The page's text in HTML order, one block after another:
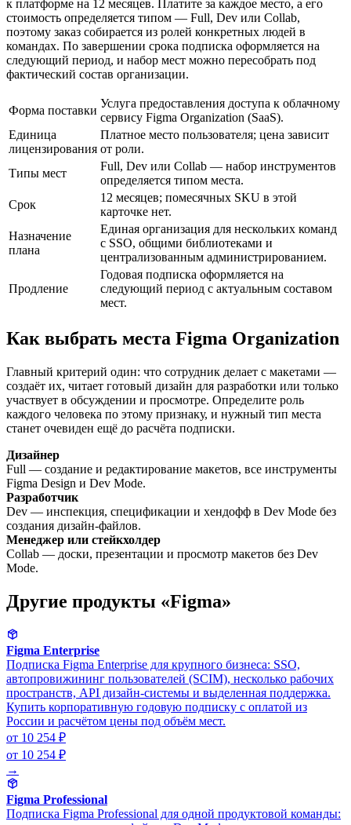
к платформе на 12 месяцев. Платите за каждое место, а его
стоимость определяется типом — Full, Dev или Collab,
поэтому заказ собирается из ролей конкретных людей в
командах. По завершении срока подписка оформляется на
следующий период, и набор мест можно пересобрать под
фактический состав организации.
Форма поставки
Услуга предоставления доступа к облачному
сервису Figma Organization (SaaS).
Единица
лицензирования
Платное место пользователя; цена зависит
от роли.
Типы мест
Full, Dev или Collab — набор инструментов
определяется типом места.
Срок
12 месяцев; помесячных SKU в этой
карточке нет.
Назначение
плана
Единая организация для нескольких команд
с SSO, общими библиотеками и
централизованным администрированием.
Продление
Годовая подписка оформляется на
следующий период с актуальным составом
мест.
Как выбрать места Figma Organization
Главный критерий один: что сотрудник делает с макетами —
создаёт их, читает готовый дизайн для разработки или только
участвует в обсуждении и просмотре. Определите роль
каждого человека по этому признаку, и нужный тип места
станет очевиден ещё до расчёта подписки.
Дизайнер
Full — создание и редактирование макетов, все инструменты
Figma Design и Dev Mode.
Разработчик
Dev — инспекция, спецификации и хендофф в Dev Mode без
создания дизайн-файлов.
Менеджер или стейкхолдер
Collab — доски, презентации и просмотр макетов без Dev
Mode.
Другие продукты «Figma»
Figma Enterprise
Подписка Figma Enterprise для крупного бизнеса: SSO,
автопровижининг пользователей (SCIM), несколько рабочих
пространств, API дизайн-системы и выделенная поддержка.
Купить корпоративную годовую подписку с оплатой из
России и расчётом цены под объём мест.
от 10 254 ₽
от 10 254 ₽
→
Figma Professional
Подписка Figma Professional для одной продуктовой команды: